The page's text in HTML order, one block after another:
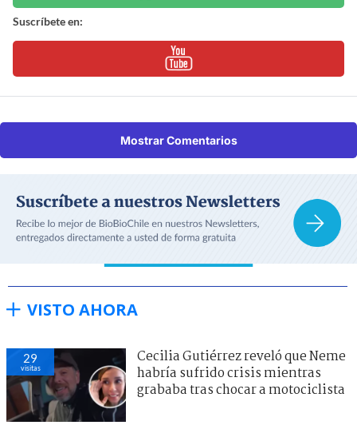
Suscríbete en:
Mostrar Comentarios
VISTO AHORA
29
visitas
Cecilia Gutiérrez reveló que Neme
habría sufrido crisis mientras
grababa tras chocar a motociclista